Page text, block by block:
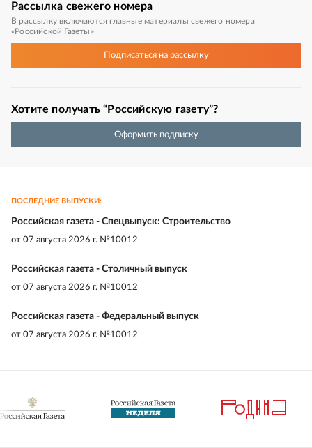
Рассылка свежего номера
В рассылку включаются главные материалы свежего номера
«Российской Газеты»
Подписатьсяна рассылку
Хотите получать “Российскую газету”?
Оформить подписку
ПОСЛЕДНИЕ ВЫПУСКИ:
Российская газета - Спецвыпуск: Строительство
от 07 августа 2026 г. №10012
Российская газета - Столичный выпуск
от 07 августа 2026 г. №10012
Российская газета - Федеральный выпуск
от 07 августа 2026 г. №10012